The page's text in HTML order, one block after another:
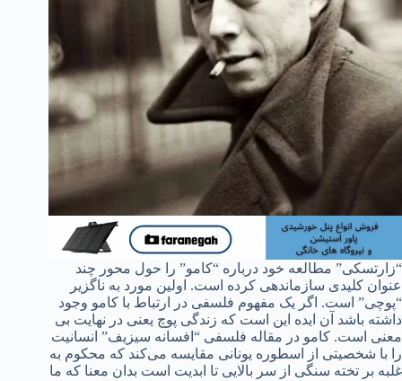
“زارتسکی” مطالعه خود درباره “کامو” را حول محور چند
عنوان کلیدی سازماندهی کرده است. اولین مورد به ناگزیر
“پوچی” است. اگر یک مفهوم فلسفی در ارتباط با کامو وجود
داشته باشد آن ایده این است که زندگی پوچ یعنی در نهایت بی
معنی است. کامو در مقاله فلسفی “افسانه سیزیف” انسانیت
را با شخصیتی از اسطوره یونانی مقایسه می‌کند که محکوم به
غلبه بر تخته سنگی از سر بالایی تا ابدیت است بدان معنا که ما